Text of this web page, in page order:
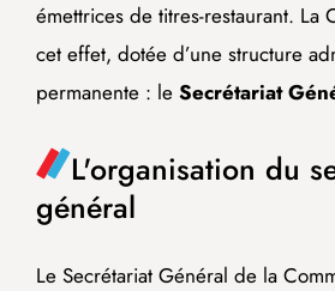
émettrices de titres-restaurant. La
cet effet, dotée d’une structure
permanente : le Secrétariat
L'organisation du
général
Le Secrétariat Général de la